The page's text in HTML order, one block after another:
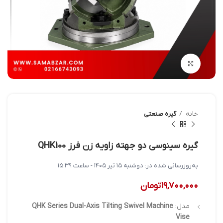
بزرگنمایی تصویر
خانه گیره صنعتی
گیره سینوسی دو جهته زاویه زن فرز QHK100
به‌روزرسانی شده در: دوشنبه ۱۵ تیر ۱۴۰۵ - ساعت ۱۵:۳۹
۱۹,۷۰۰,۰۰۰تومان
مدل: QHK Series Dual-Axis Tilting Swivel Machine
Vise